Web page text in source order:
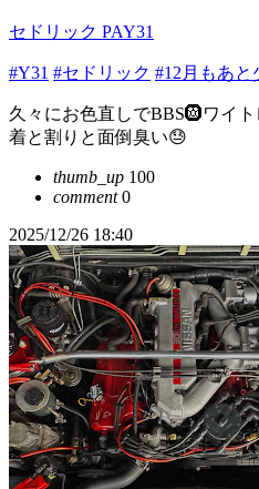
セドリック PAY31
#Y31 #セドリック #12月もあと
久々にお色直しでBBS🛞ワイ
着と割りと面倒臭い😓
thumb_up 100
comment0
2025/12/26 18:40